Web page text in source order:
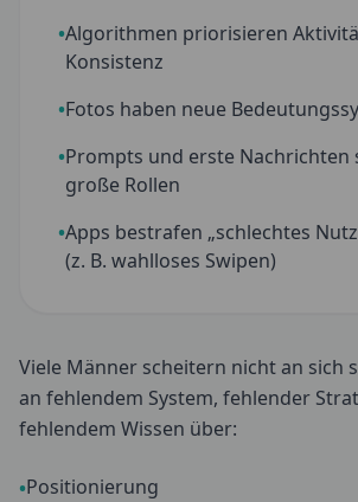
•Algorithmen priorisieren
Konsistenz
•Fotos haben neue
•Prompts und erste Nachrichten
große Rollen
•Apps bestrafen „schlechtes
(z. B. wahlloses Swipen)
Viele Männer scheitern nicht an sich
an fehlendem System, fehlender
fehlendem Wissen über:
•Positionierung